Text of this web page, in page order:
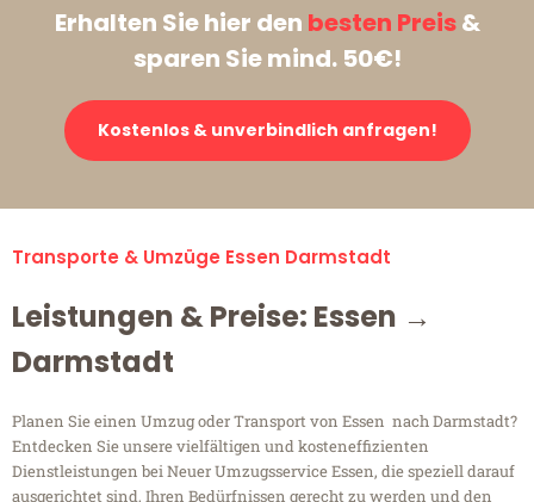
Erhalten Sie hier den besten Preis&
sparen Sie mind. 50€!
Kostenlos & unverbindlich anfragen!
Transporte & Umzüge Essen Darmstadt
Leistungen & Preise: Essen →
Darmstadt
Planen Sie einen Umzug oder Transport von Essen nach Darmstadt?
Entdecken Sie unsere vielfältigen und kosteneffizienten
Dienstleistungen bei Neuer Umzugsservice Essen, die speziell darauf
ausgerichtet sind, Ihren Bedürfnissen gerecht zu werden und den